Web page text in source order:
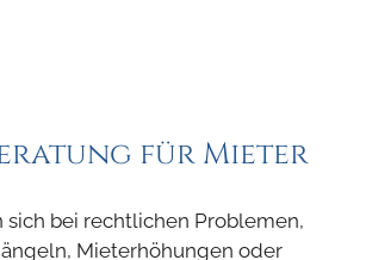
für Mieter
sich bei rechtlichen Problemen,
Mieterhöhungen oder